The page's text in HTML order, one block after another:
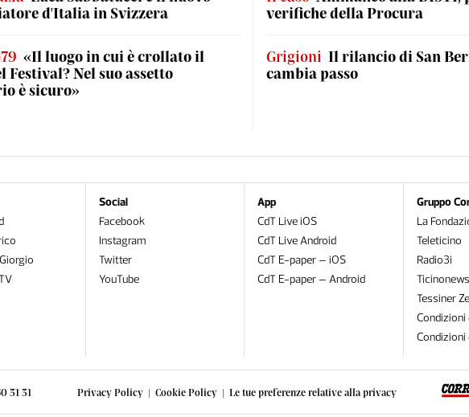
d'Italia in Svizzera
«Il luogo in cui è crollato il
Festival? Nel suo assetto
è sicuro»
verifiche della Procura
Grigioni Il rilancio di San
cambia passo
31 31 Privacy Policy| Cookie Policy| Le tue preferenze relative alla privacy
Social
Facebook
Instagram
Twitter
YouTube
App
CdT Live iOS
CdT Live Android
CdT E-paper – iOS
CdT E-paper – Android
Gruppo
La
Teleticino
Radio3i
Ticinonews
Tessiner
Condizioni